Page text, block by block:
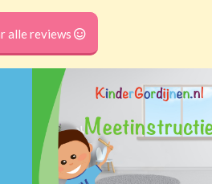
alle reviews